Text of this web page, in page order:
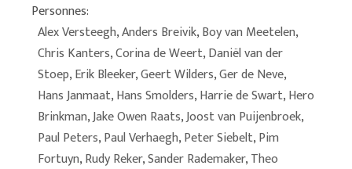
Personnes:
Alex Versteegh,Anders Breivik,Boy van Meetelen,
Chris Kanters,Corina de Weert,Daniël van der
Stoep,Erik Bleeker,Geert Wilders,Ger de Neve,
Hans Janmaat,Hans Smolders,Harrie de Swart,Hero
Brinkman,Jake Owen Raats,Joost van Puijenbroek,
Paul Peters,Paul Verhaegh,Peter Siebelt,Pim
Fortuyn,Rudy Reker,Sander Rademaker,Theo